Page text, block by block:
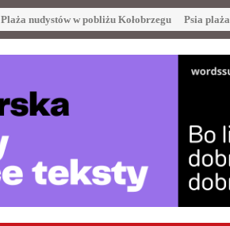
Plaża nudystów w pobliżu Kołobrzegu Psia plaża